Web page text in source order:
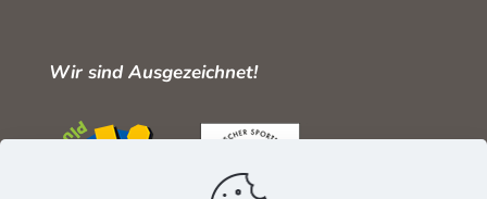
Wir sind Ausgezeichnet!